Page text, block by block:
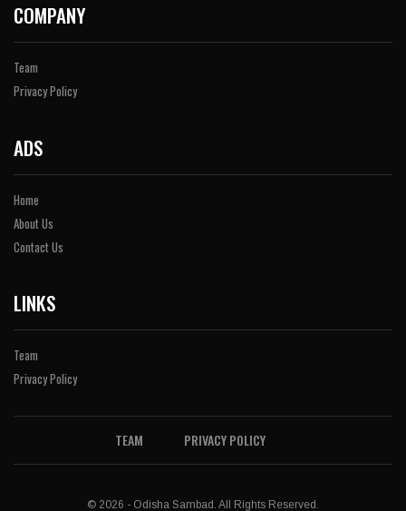
COMPANY
Team
Privacy Policy
ADS
Home
About Us
Contact Us
LINKS
Team
Privacy Policy
TEAM PRIVACY POLICY
© 2026 - Odisha Sambad. All Rights Reserved.